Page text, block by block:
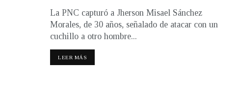
La PNC capturó a Jherson Misael Sánchez
Morales, de 30 años, señalado de atacar con un
cuchillo a otro hombre...
LEER MÁS